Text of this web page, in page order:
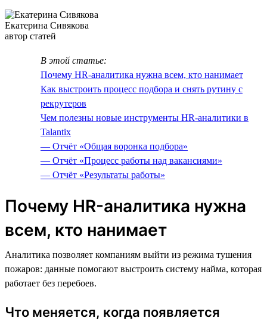
Екатерина Сивякова
автор статей
В этой статье:
Почему HR-аналитика нужна всем, кто нанимает
Как выстроить процесс подбора и снять рутину с
рекрутеров
Чем полезны новые инструменты HR-аналитики в
Talantix
— Отчёт «Общая воронка подбора»
— Отчёт «Процесс работы над вакансиями»
— Отчёт «Результаты работы»
Почему HR-аналитика нужна
всем, кто нанимает
Аналитика позволяет компаниям выйти из режима тушения
пожаров: данные помогают выстроить систему найма, которая
работает без перебоев.
Что меняется, когда появляется